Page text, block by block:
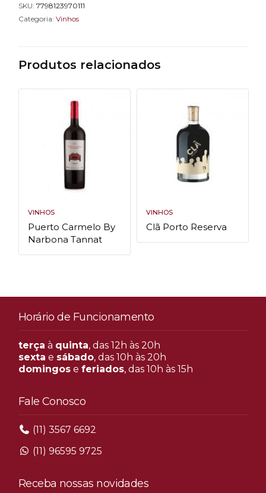
SKU: 7798123970111
Categoria: Vinhos
Produtos relacionados
VINHOS
Puerto Carmelo By
Narbona Tannat
VINHOS
Clã Porto Reserva
Horário de Funcionamento
terça à quinta, das 12h às 20h
sexta e sábado, das 10h às 20h
domingose feriados, das 10h às 15h
Fale Conosco
(11) 3567 6692
(11) 96595 9725
Receba nossas novidades